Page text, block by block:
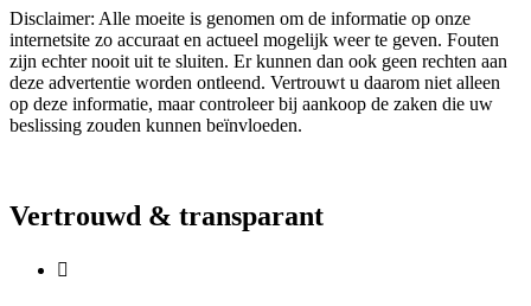
Disclaimer: Alle moeite is genomen om de informatie op onze
internetsite zo accuraat en actueel mogelijk weer te geven. Fouten
zijn echter nooit uit te sluiten. Er kunnen dan ook geen rechten aan
deze advertentie worden ontleend. Vertrouwt u daarom niet alleen
op deze informatie, maar controleer bij aankoop de zaken die uw
beslissing zouden kunnen beïnvloeden.
Vertrouwd & transparant